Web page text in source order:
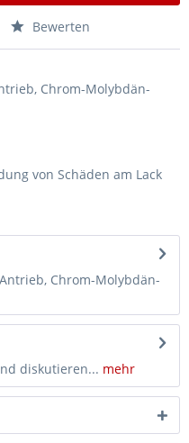
Bewerten
Chrom-Molybdän-
von Schäden am Lack
Chrom-Molybdän-
diskutieren... mehr